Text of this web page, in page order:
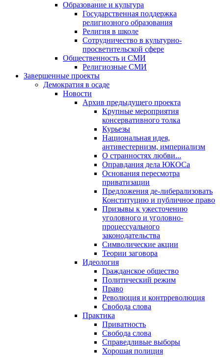
Образование и культура
Государственная поддержка
религиозного образования
Религия в школе
Сотрудничество в культурно-
просветительской сфере
Общественность и СМИ
Религиозные СМИ
Завершенные проекты
Демократия в осаде
Новости
Архив предыдущего проекта
Крупные мероприятия
консервативного толка
Курьезы
Национальная идея,
антивестернизм, империализм
О странностях любви...
Оправдания дела ЮКОСа
Основания пересмотра
приватизации
Предложения де-либерализовать
Конституцию и публичное право
Призывы к ужесточению
уголовного и уголовно-
процессуального
законодательства
Символические акции
Теории заговора
Идеология
Гражданское общество
Политический режим
Право
Революция и контрреволюция
Свобода слова
Практика
Приватность
Свобода слова
Справедливые выборы
Хорошая полиция